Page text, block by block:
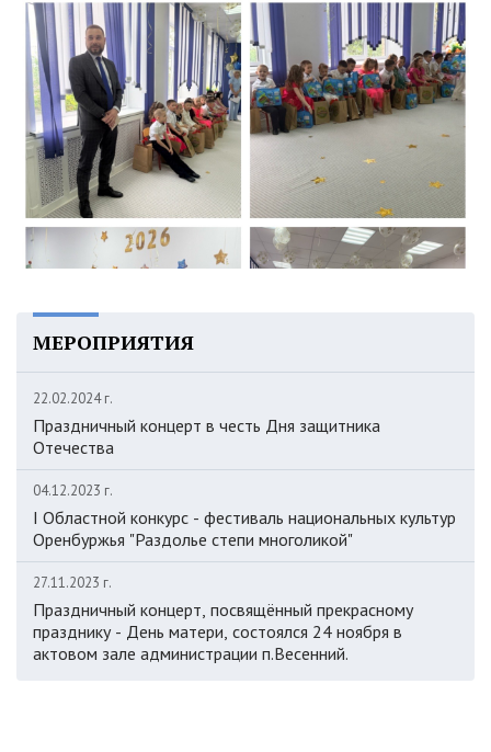
МЕРОПРИЯТИЯ
22.02.2024 г.
Праздничный концерт в честь Дня защитника
Отечества
04.12.2023 г.
I Областной конкурс - фестиваль национальных культур
Оренбуржья "Раздолье степи многоликой"
27.11.2023 г.
Праздничный концерт, посвящённый прекрасному
празднику - День матери, состоялся 24 ноября в
актовом зале администрации п.Весенний.